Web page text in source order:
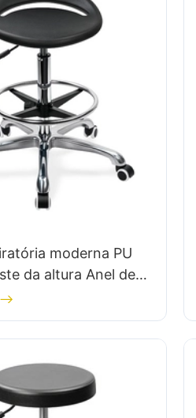
moderna PU
da altura Anel de
& base de 5 estrelas
o escritório &